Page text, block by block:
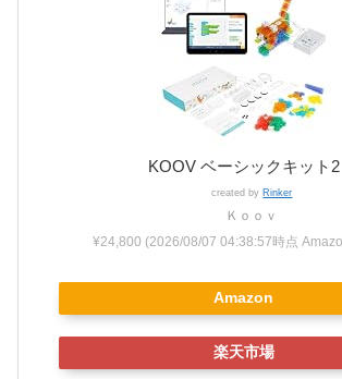
KOOV ベーシックキット2
created by Rinker
Ｋｏｏｖ
¥24,800 (2026/08/07 04:38:57時点
Amazon
楽天市場